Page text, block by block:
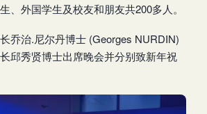
、外国学生及校友和朋友共200多人。
乔治.尼尔丹博士 (Georges NURDIN)
长邱秀贤博士出席晚会并分别致新年祝